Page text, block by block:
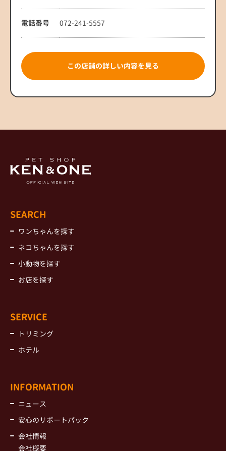
電話番号 072-241-5557
この店舗の詳しい内容を見る
SEARCH
ワンちゃんを探す
ネコちゃんを探す
小動物を探す
お店を探す
SERVICE
トリミング
ホテル
INFORMATION
ニュース
安心のサポートパック
会社情報
会社概要